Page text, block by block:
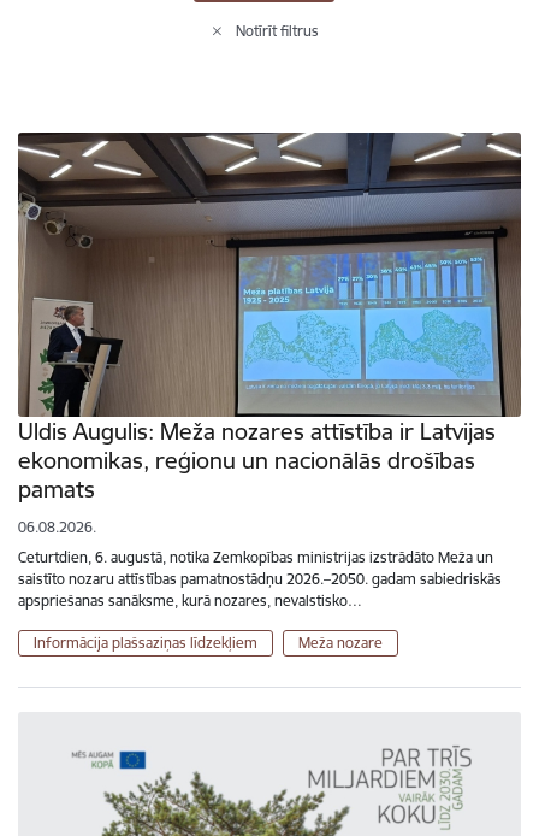
Notīrīt filtrus
Uldis Augulis: Meža nozares attīstība ir Latvijas
ekonomikas, reģionu un nacionālās drošības
pamats
06.08.2026.
Ceturtdien, 6. augustā, notika Zemkopības ministrijas izstrādāto Meža un
saistīto nozaru attīstības pamatnostādņu 2026.–2050. gadam sabiedriskās
apspriešanas sanāksme, kurā nozares, nevalstisko…
Informācija plašsaziņas līdzekļiem Meža nozare